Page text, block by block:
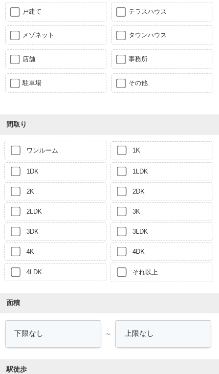
戸建て テラスハウス
メゾネット タウンハウス
店舗 事務所
駐車場 その他
間取り
ワンルーム 1K
1DK 1LDK
2K 2DK
2LDK 3K
3DK 3LDK
4K 4DK
4LDK それ以上
面積
～
駅徒歩